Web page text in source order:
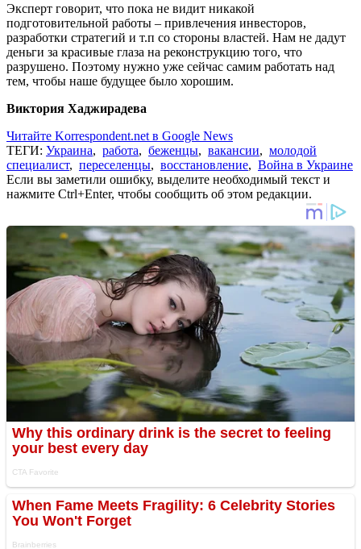
Эксперт говорит, что пока не видит никакой
подготовительной работы – привлечения инвесторов,
разработки стратегий и т.п со стороны властей. Нам не дадут
деньги за красивые глаза на реконструкцию того, что
разрушено. Поэтому нужно уже сейчас самим работать над
тем, чтобы наше будущее было хорошим.
Виктория Хаджирадева
Читайте Korrespondent.net в Google News
ТЕГИ: Украина, работа, беженцы, вакансии, молодой
специалист, переселенцы, восстановление, Война в Украине
Если вы заметили ошибку, выделите необходимый текст и
нажмите Ctrl+Enter, чтобы сообщить об этом редакции.